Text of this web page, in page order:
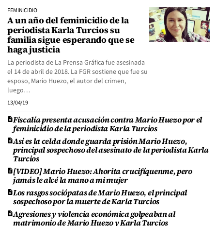
FEMINICIDIO
A un año del feminicidio de la
periodista Karla Turcios su
familia sigue esperando que se
haga justicia
La periodista de La Prensa Gráfica fue asesinada
el 14 de abril de 2018. La FGR sostiene que fue su
esposo, Mario Huezo, el autor del crimen,
luego…
13/04/19
Fiscalía presenta acusación contra Mario Huezo por el
feminicidio de la periodista Karla Turcios
Así es la celda donde guarda prisión Mario Huezo,
principal sospechoso del asesinato de la periodista Karla
Turcios
[VIDEO] Mario Huezo: Ahorita crucifíquenme, pero
jamás le alcé la mano a mi mujer
Los rasgos sociópatas de Mario Huezo, el principal
sospechoso por la muerte de Karla Turcios
Agresiones y violencia económica golpeaban al
matrimonio de Mario Huezo y Karla Turcios